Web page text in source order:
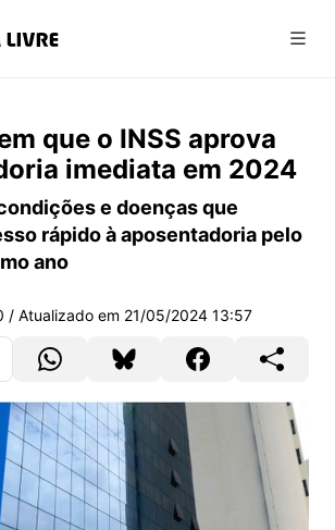
que o INSS aprova
imediata em 2024
e doenças que
rápido à aposentadoria pelo
ano
/ Atualizado em 21/05/2024 13:57